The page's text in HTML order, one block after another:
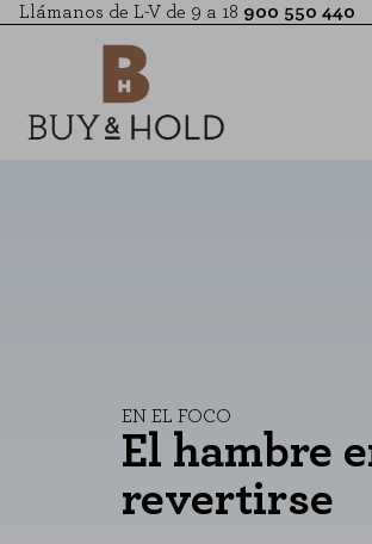
Llámanos de L-V de 9 a 18 900 550 440
EN EL FOCO
El hambre
revertirse